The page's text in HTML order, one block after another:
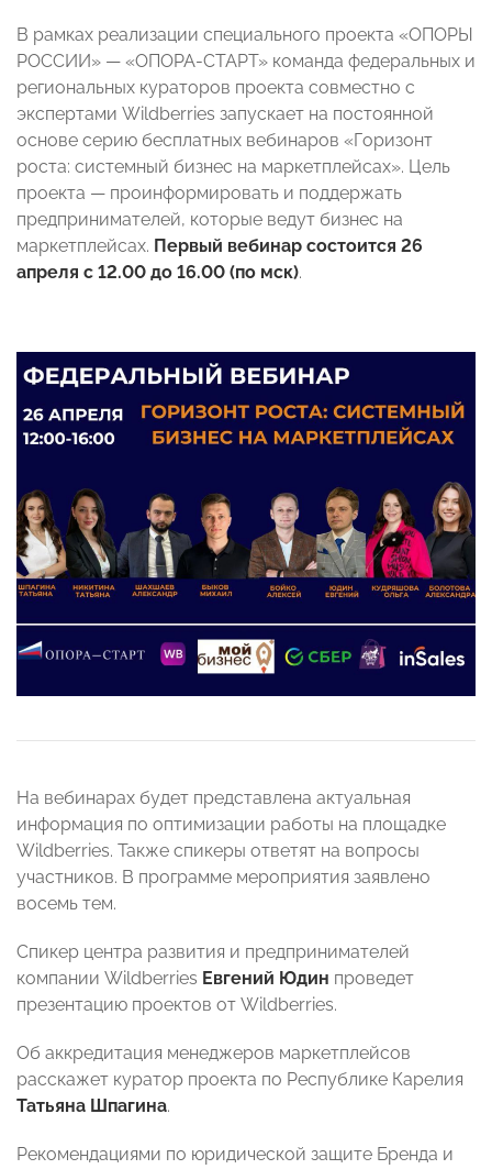
В рамках реализации специального проекта «ОПОРЫ
РОССИИ» — «ОПОРА-СТАРТ» команда федеральных и
региональных кураторов проекта совместно с
экспертами Wildberries запускает на постоянной
основе серию бесплатных вебинаров «Горизонт
роста: системный бизнес на маркетплейсах». Цель
проекта — проинформировать и поддержать
предпринимателей, которые ведут бизнес на
маркетплейсах. Первый вебинар состоится 26
апреля с 12.00 до 16.00 (по мск).
На вебинарах будет представлена актуальная
информация по оптимизации работы на площадке
Wildberries. Также спикеры ответят на вопросы
участников. В программе мероприятия заявлено
восемь тем.
Спикер центра развития и предпринимателей
компании Wildberries Евгений Юдин проведет
презентацию проектов от Wildberries.
Об аккредитация менеджеров маркетплейсов
расскажет куратор проекта по Республике Карелия
Татьяна Шпагина.
Рекомендациями по юридической защите Бренда и